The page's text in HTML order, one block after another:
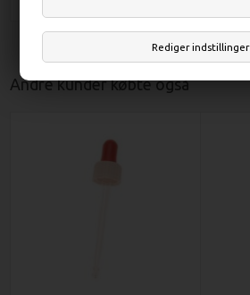
Rediger indstillinger
Andre kunder købte også